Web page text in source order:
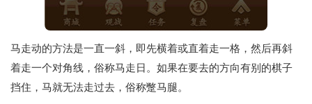
马走动的方法是一直一斜，即先横着或直着走一格，然后再斜
着走一个对角线，俗称马走日。如果在要去的方向有别的棋子
挡住，马就无法走过去，俗称蹩马腿。